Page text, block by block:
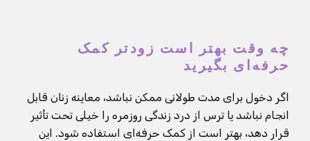
چه وقت بهتر است زودتر کمک
حرفه‌ای بگیرید
اگر دخول برای مدت طولانی ممکن نباشد، معاینه زنان قابل
انجام نباشد یا ترس از درد زندگی روزمره را خیلی تحت تأثیر
قرار دهد، بهتر است از کمک حرفه‌ای استفاده شود. این